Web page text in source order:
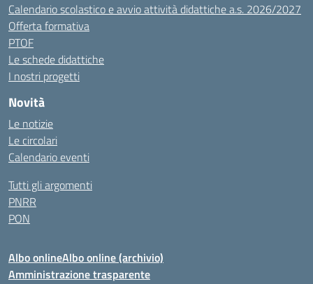
Calendario scolastico e avvio attività didattiche a.s. 2026/2027
Offerta formativa
PTOF
Le schede didattiche
I nostri progetti
Novità
Le notizie
Le circolari
Calendario eventi
Tutti gli argomenti
PNRR
PON
Albo onlineAlbo online (archivio)
Amministrazione trasparente